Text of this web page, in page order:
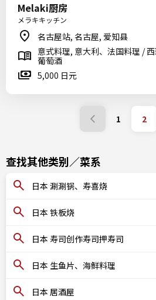
Melaki厨房
メラキキッチン
名古屋站, 名古屋, 爱知县
意式料理, 意大利、法国料理 /
葡萄酒
5,000 日元
1 2
查找其他类别／菜系
日本 涮涮锅、寿喜烧
日本 铁板烧
日本 寿司创作寿司押寿司
日本 生鱼片、海鲜料理
日本 居酒屋